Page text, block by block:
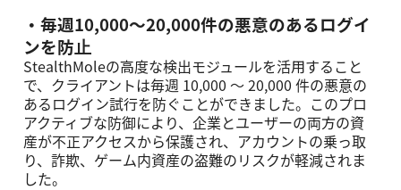
・毎週10,000〜20,000件の悪意のあるログイ
ンを防⽌
StealthMoleの⾼度な検出モジュールを活⽤すること
で、クライアントは毎週 10,000 ～ 20,000 件の悪意の
あるログイン試⾏を防ぐことができました。このプロ
アクティブな防御により、企業とユーザーの両⽅の資
産が不正アクセスから保護され、アカウントの乗っ取
り、詐欺、ゲーム内資産の盗難のリスクが軽減されま
した。